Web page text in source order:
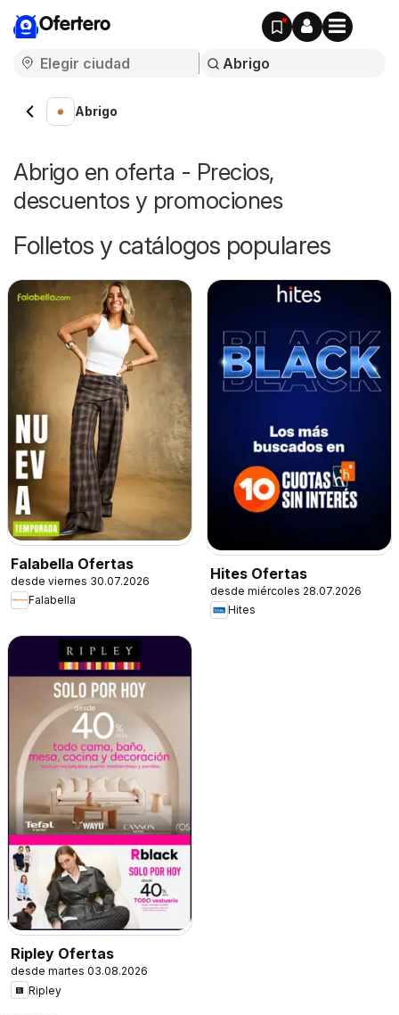
Ofertero
Abrigo
Abrigo en oferta - Precios,
descuentos y promociones
Folletos y catálogos populares
Falabella Ofertas
desde viernes 30.07.2026
Falabella
Hites Ofertas
desde miércoles 28.07.2026
Hites
Ripley Ofertas
desde martes 03.08.2026
Ripley